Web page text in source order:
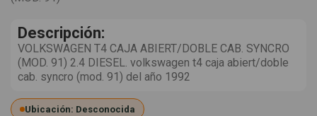
Descripción:
VOLKSWAGEN T4 CAJA ABIERT/DOBLE CAB. SYNCRO
(MOD. 91) 2.4 DIESEL. volkswagen t4 caja abiert/doble
cab. syncro (mod. 91) del año 1992
Ubicación: Desconocida